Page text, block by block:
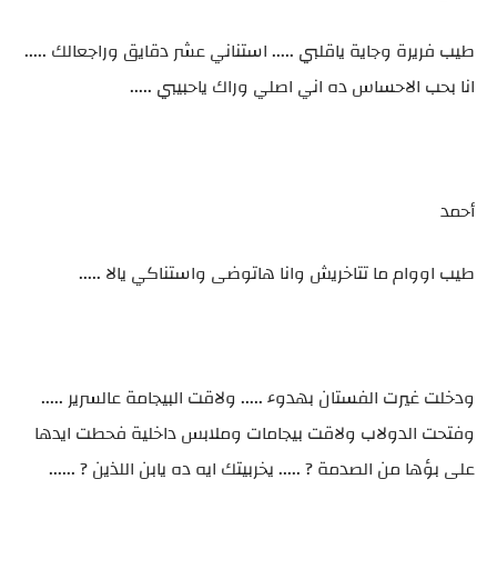
طيب فريرة وجاية ياقلبي ..... استناني عشر دقايق وراجعالك .....
انا بحب الاحساس ده اني اصلي وراك ياحبيبي .....
أحمد
طيب اووام ما تتاخريش وانا هاتوضى واستناكي يالا .....
ودخلت غيرت الفستان بهدوء ..... ولاقت البيجامة عالسرير .....
وفتحت الدولاب ولاقت بيجامات وملابس داخلية فحطت ايدها
على بؤها من الصدمة ? ..... يخربيتك ايه ده يابن اللذين ? ......